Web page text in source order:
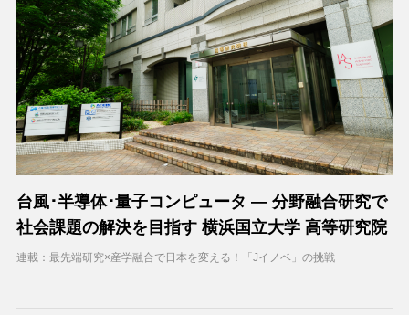
台風･半導体･量子コンピュータ ― 分野融合研究で
社会課題の解決を目指す 横浜国立大学 高等研究院
連載：最先端研究×産学融合で日本を変える！「Jイノベ」の挑戦